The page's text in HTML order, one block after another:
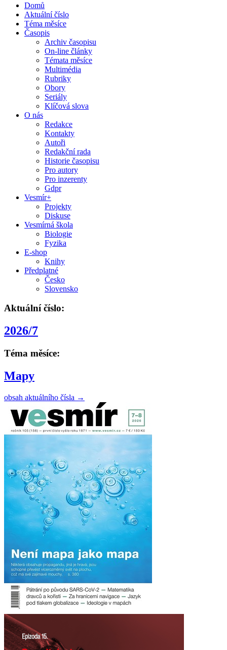
Domů
Aktuální číslo
Téma měsíce
Časopis
Archiv časopisu
On-line články
Témata měsíce
Multimédia
Rubriky
Obory
Seriály
Klíčová slova
O nás
Redakce
Kontakty
Autoři
Redakční rada
Historie časopisu
Pro autory
Pro inzerenty
Gdpr
Vesmír+
Projekty
Diskuse
Vesmírná škola
Biologie
Fyzika
E-shop
Knihy
Předplatné
Česko
Slovensko
Aktuální číslo:
2026/7
Téma měsíce:
Mapy
obsah aktuálního čísla →